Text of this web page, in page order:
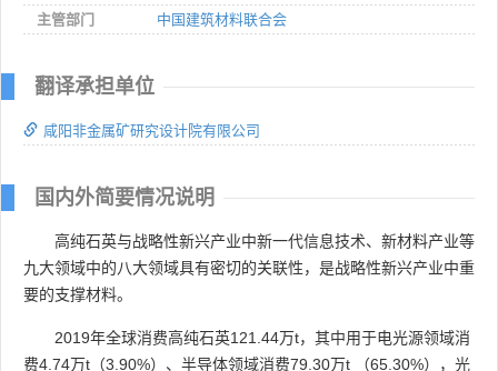
主管部门
中国建筑材料联合会
翻译承担单位
咸阳非金属矿研究设计院有限公司
国内外简要情况说明
高纯石英与战略性新兴产业中新一代信息技术、新材料产业等
九大领域中的八大领域具有密切的关联性，是战略性新兴产业中重
要的支撑材料。
2019年全球消费高纯石英121.44万t，其中用于电光源领域消
费4.74万t（3.90%）、半导体领域消费79.30万t （65.30%），光